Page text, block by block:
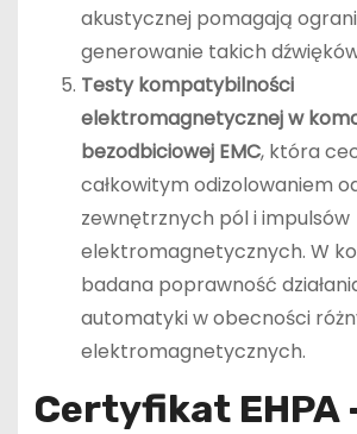
akustycznej pomagają
generowanie takich
Testy kompatybilności
elektromagnetycznej w
bezodbiciowej EMC, która
całkowitym odizolowaniem
zewnętrznych pól i impulsów
elektromagnetycznych. W
badana poprawność
automatyki w obecności
elektromagnetycznych.
Certyfikat EHPA